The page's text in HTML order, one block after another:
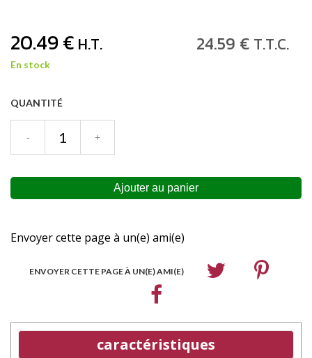
20.49€ H.T. 24.59 € T.T.C.
En stock
QUANTITÉ
Envoyer cette page à un(e) ami(e)
ENVOYER CETTE PAGE À UN(E) AMI(E)
caractéristiques